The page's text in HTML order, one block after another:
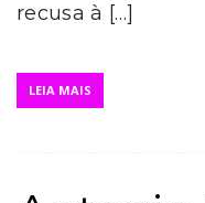
recusa à […]
LEIA MAIS